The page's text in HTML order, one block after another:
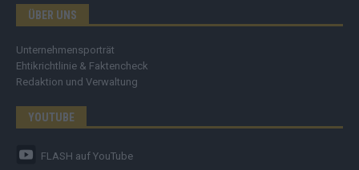
ÜBER UNS
Unternehmensporträt
Ehtikrichtlinie & Faktencheck
Redaktion und Verwaltung
YOUTUBE
FLASH auf YouTube